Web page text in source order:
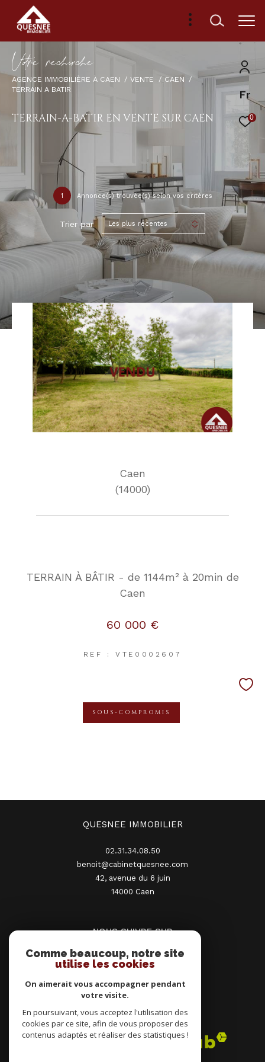
Fr
0
Vore recece
AGENCE IMMOBILIÈRE À CAEN VENTE
CAEN
TERRAIN A BATIR
TERRAIN-A-BATIR EN VENTE SUR CAEN
1 Annonce(s) trouvée(s) selon vos critères
Trier par Les plus récentes
Caen
(14000)
TERRAIN À BÂTIR - de 1144m² à 20min de
Caen
60 000 €
REF : VTE0002607
SOUS-COMPROMIS
QUESNEE IMMOBILIER
02.31.34.08.50
benoit@cabinetquesnee.com
42, avenue du 6 juin
14000
caen
NOUS SUIVRE SUR
ADHÉRENTS
Comme beaucoup, notre site
utilise les cookies
On aimerait vous accompagner pendant
votre visite.
En poursuivant, vous acceptez l'utilisation des
cookies par ce site, afin de vous proposer des
contenus adaptés et réaliser des statistiques !